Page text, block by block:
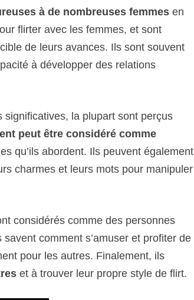
à de nombreuses femmes en
flirter avec les femmes, et sont
de leurs avances. Ils sont souvent
à développer des relations
la plupart sont perçus
peut être considéré comme
qu’ils abordent. Ils peuvent également
charmes et leurs mots pour manipuler
considérés comme des personnes
comment s’amuser et profiter de
pour les autres. Finalement, ils
et à trouver leur propre style de flirt.